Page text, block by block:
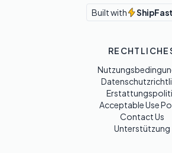
Built with ShipFast
Acceptable Use
Contact Us
Unterstützung